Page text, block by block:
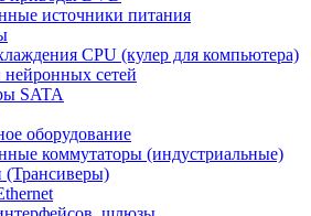
источники питания
CPU (кулер для компьютера)
нейронных сетей
SATA
оборудование
коммутаторы (индустриальные)
(Трансиверы)